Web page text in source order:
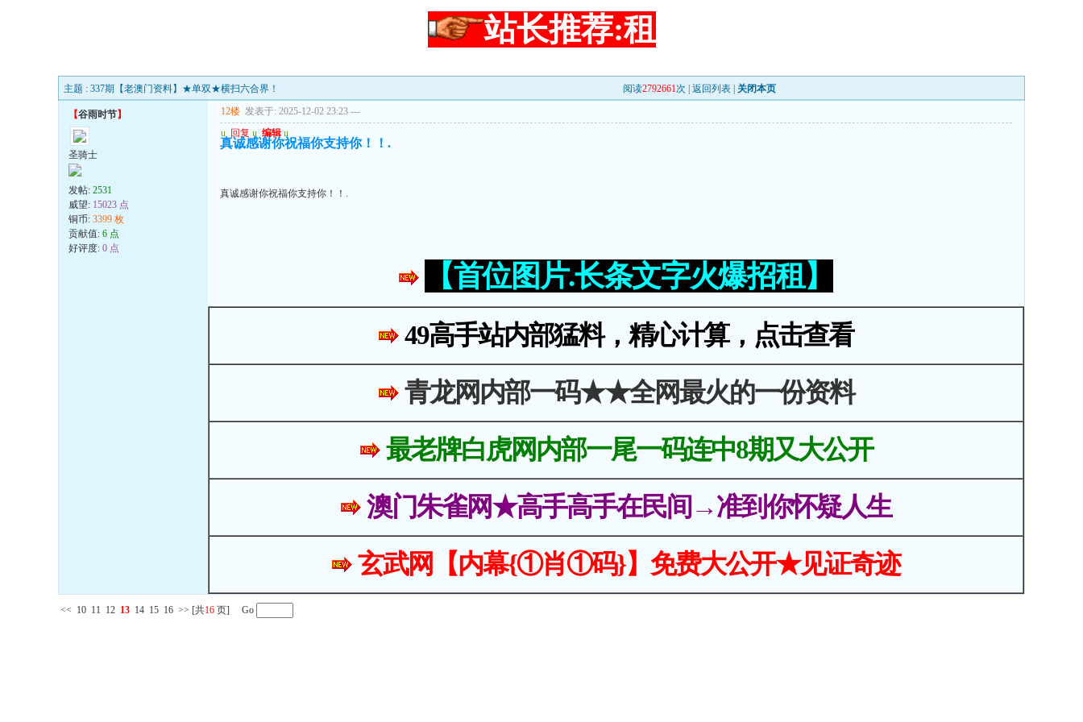
站长推荐:租
主题 : 337期【老澳门资料】★单双★横扫六合界！ 阅读2792661次 | 返回列表 关闭本页
【谷雨时节】
圣骑士
发帖: 2531
威望: 15023 点
铜币: 3399 枚
贡献值: 6 点
好评度: 0 点
12楼 发表于: 2025-12-02 23:23 ---
u 回复 u 编辑 u
真诚感谢你祝福你支持你！！.
真诚感谢你祝福你支持你！！.
【首位图片.长条文字火爆招租】
49高手站内部猛料，精心计算，点击查看
青龙网内部一码★★全网最火的一份资料
最老牌白虎网内部一尾一码连中8期又大公开
澳门朱雀网★高手高手在民间→准到你怀疑人生
玄武网【内幕{①肖①码}】免费大公开★见证奇迹
<< 10 11 12 13 14 15 16 >> [共16 页] Go